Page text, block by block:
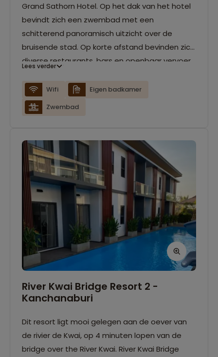
Grand Sathorn Hotel. Op het dak van het hotel
bevindt zich een zwembad met een
schitterend panoramisch uitzicht over de
bruisende stad. Op korte afstand bevinden zich
diverse restaurants, bars en openbaar vervoer
De kamers zijn allen ingericht met een eigen
badkamer en beschikken over airconditioning.
Lees verder
Wifi
Eigen badkamer
Zwembad
River Kwai Bridge Resort 2 -
Kanchanaburi
Dit resort ligt mooi gelegen aan de oever van
de rivier de Kwai, op 4 minuten lopen van de
bridge over the River Kwai. River Kwai Bridge